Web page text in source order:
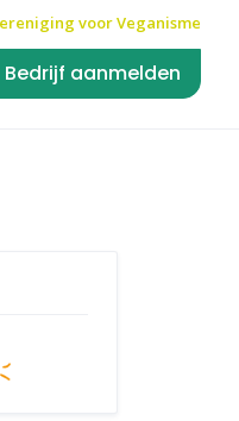
voor Veganisme
Bedrijf aanmelden